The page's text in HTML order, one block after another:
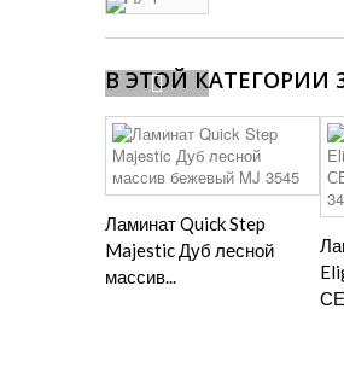
В ЭТОЙ КАТЕГОРИИ
Ламинат Quick Step
Majestic Дуб лесной
массив...